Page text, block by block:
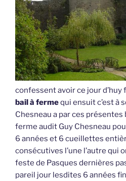
confessent avoir ce jour
bail à fermequi ensuit c’est à
Chesneau a par ces
ferme audit Guy Chesneau
6 années et 6 cueillettes
consécutives l’une l’autre qui
feste de Pasques dernières
pareil jour lesdites 6 années